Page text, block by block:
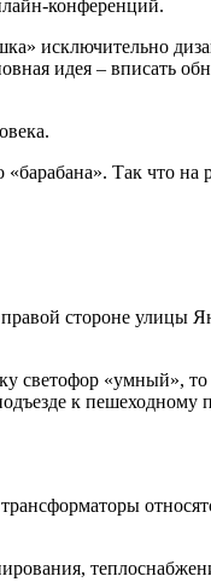
конференций.
исключительно
идея – вписать
Так что на
стороне улицы
светофор «умный»,
к пешеходному